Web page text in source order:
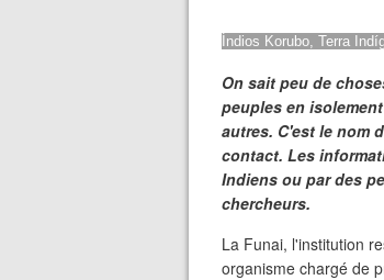
Índios Korubo, Terra
On sait peu de
peuples en
autres. C'est le nom
contact. Les
Indiens ou par des
chercheurs.
La Funai, l'institution
organisme chargé de